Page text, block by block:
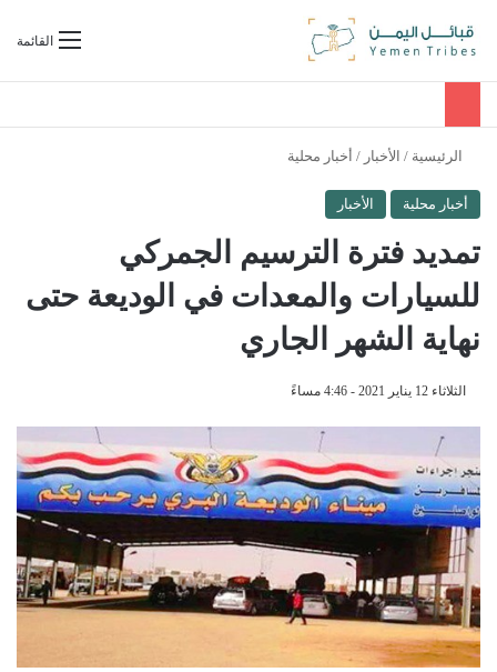
القائمةبحث عن
الرئيسية / الأخبار / أخبار محلية
أخبار محلية الأخبار
تمديد فترة الترسيم الجمركي
للسيارات والمعدات في الوديعة حتى
نهاية الشهر الجاري
الثلاثاء 12 يناير 2021 - 4:46 مساءً